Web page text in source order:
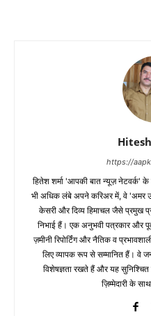
https://
हितेश शर्मा 'आपकी बात न्यूज़ नेटवर्क'
भी अधिक लंबे अपने करिअर में, वे 'अमर
केसरी और दिव्य हिमाचल जैसे प्रमुख
निभाई हैं। एक अनुभवी पत्रकार और
ज़मीनी रिपोर्टिंग और नैतिक व
लिए व्यापक रूप से सम्मानित हैं। वे
विशेषज्ञता रखते हैं और यह
ज़िम्मेदारी के